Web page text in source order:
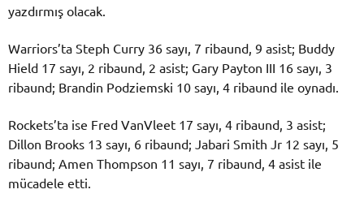
yazdırmış olacak.
Warriors’ta Steph Curry 36 sayı, 7 ribaund, 9 asist; Buddy
Hield 17 sayı, 2 ribaund, 2 asist; Gary Payton III 16 sayı, 3
ribaund; Brandin Podziemski 10 sayı, 4 ribaund ile oynadı.
Rockets’ta ise Fred VanVleet 17 sayı, 4 ribaund, 3 asist;
Dillon Brooks 13 sayı, 6 ribaund; Jabari Smith Jr 12 sayı, 5
ribaund; Amen Thompson 11 sayı, 7 ribaund, 4 asist ile
mücadele etti.